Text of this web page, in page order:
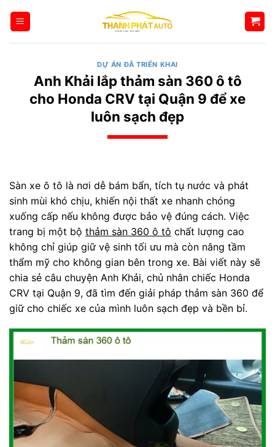
qua
DỰ ÁN ĐÃ TRIỂN KHAI
Anh Khải lắp thảm sàn 360 ô tô
cho Honda CRV tại Quận 9 để xe
luôn sạch đẹp
Sàn xe ô tô là nơi dễ bám bẩn, tích tụ nước và phát
sinh mùi khó chịu, khiến nội thất xe nhanh chóng
xuống cấp nếu không được bảo vệ đúng cách. Việc
trang bị một bộ thảm sàn 360 ô tô chất lượng cao
không chỉ giúp giữ vệ sinh tối ưu mà còn nâng tầm
thẩm mỹ cho không gian bên trong xe. Bài viết này sẽ
chia sẻ câu chuyện Anh Khải, chủ nhân chiếc Honda
CRV tại Quận 9, đã tìm đến giải pháp thảm sàn 360 để
giữ cho chiếc xe của mình luôn sạch đẹp và bền bỉ.